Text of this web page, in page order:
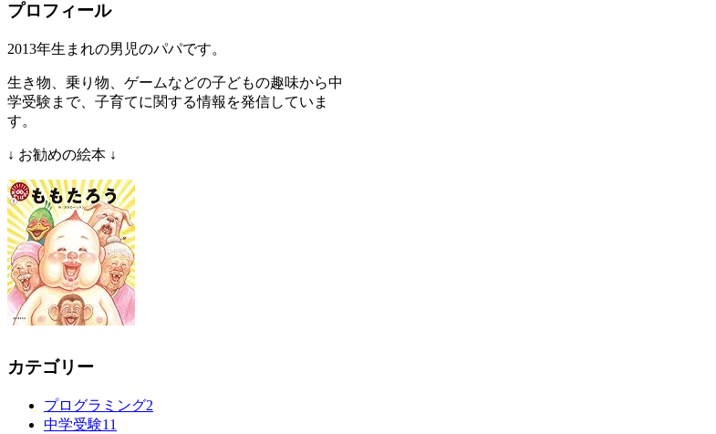
プロフィール
2013年生まれの男児のパパです。
生き物、乗り物、ゲームなどの子どもの趣味から中
学受験まで、子育てに関する情報を発信していま
す。
↓ お勧めの絵本 ↓
カテゴリー
プログラミング2
中学受験11